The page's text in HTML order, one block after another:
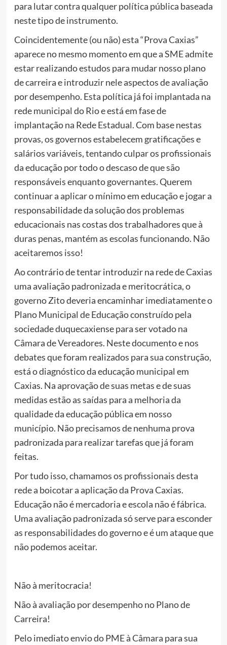
para lutar contra qualquer política pública baseada
neste tipo de instrumento.
Coincidentemente (ou não) esta “Prova Caxias”
aparece no mesmo momento em que a SME admite
estar realizando estudos para mudar nosso plano
de carreira e introduzir nele aspectos de avaliação
por desempenho. Esta política já foi implantada na
rede municipal do Rio e está em fase de
implantação na Rede Estadual. Com base nestas
provas, os governos estabelecem gratificações e
salários variáveis, tentando culpar os profissionais
da educação por todo o descaso de que são
responsáveis enquanto governantes. Querem
continuar a aplicar o mínimo em educação e jogar a
responsabilidade da solução dos problemas
educacionais nas costas dos trabalhadores que à
duras penas, mantém as escolas funcionando. Não
aceitaremos isso!
Ao contrário de tentar introduzir na rede de Caxias
uma avaliação padronizada e meritocrática, o
governo Zito deveria encaminhar imediatamente o
Plano Municipal de Educação construído pela
sociedade duquecaxiense para ser votado na
Câmara de Vereadores. Neste documento e nos
debates que foram realizados para sua construção,
está o diagnóstico da educação municipal em
Caxias. Na aprovação de suas metas e de suas
medidas estão as saídas para a melhoria da
qualidade da educação pública em nosso
município. Não precisamos de nenhuma prova
padronizada para realizar tarefas que já foram
feitas.
Por tudo isso, chamamos os profissionais desta
rede a boicotar a aplicação da Prova Caxias.
Educação não é mercadoria e escola não é fábrica.
Uma avaliação padronizada só serve para esconder
as responsabilidades do governo e é um ataque que
não podemos aceitar.
Não à meritocracia!
Não à avaliação por desempenho no Plano de
Carreira!
Pelo imediato envio do PME à Câmara para sua